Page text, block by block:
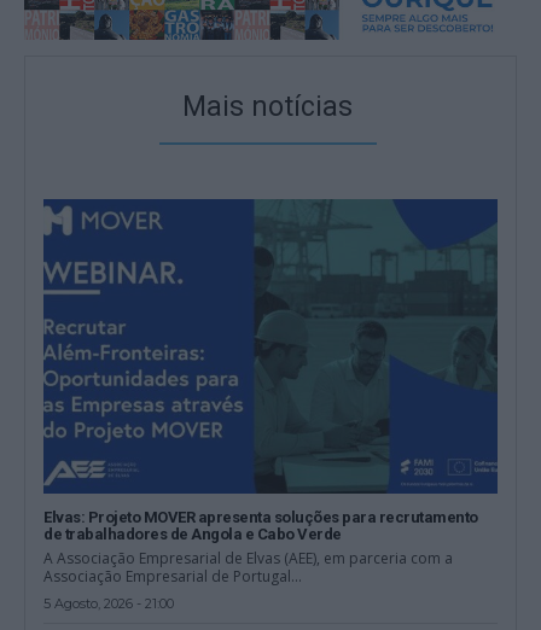
Mais notícias
Elvas: Projeto MOVER apresenta soluções para recrutamento
de trabalhadores de Angola e Cabo Verde
A Associação Empresarial de Elvas (AEE), em parceria com a
Associação Empresarial de Portugal...
5 Agosto, 2026 - 21:00